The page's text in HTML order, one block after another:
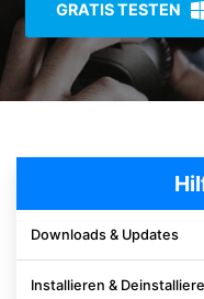
Suchen
GRATIS TESTEN
Downloads & Updates
Installieren &